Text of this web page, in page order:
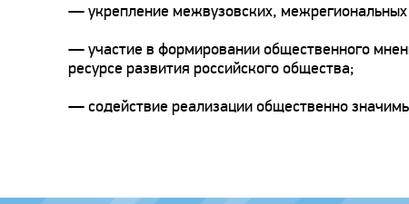
— укрепление межвузовских,
— участие в формировании общественного
ресурсе развития российского общества;
— содействие реализации общественно